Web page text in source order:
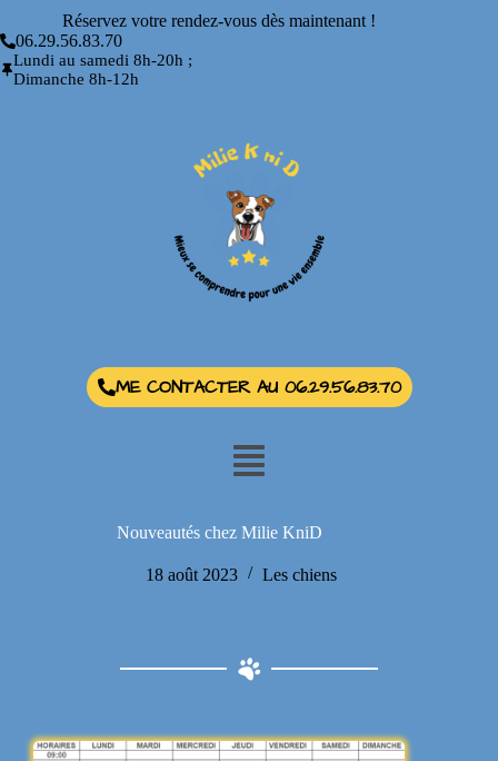
Réservez votre rendez-vous dès maintenant !
06.29.56.83.70
Lundi au samedi 8h-20h ;
Dimanche 8h-12h
ME CONTACTER AU 06.29.56.83.70
Nouveautés chez Milie KniD
18 août 2023 Les chiens